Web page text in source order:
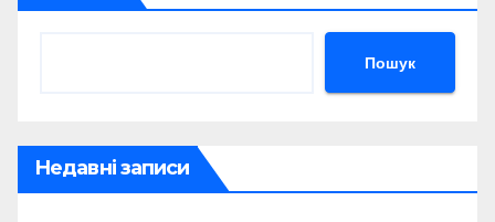
Пошук
Недавні записи